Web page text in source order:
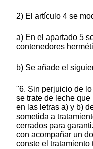
2) El artículo 4 se
a) En el apartado 5
contenedores
b) Se añade el
"6. Sin perjuicio de
se trate de leche
en las letras a) y b)
sometida a
cerrados para
con acompañar un
conste el tratamiento